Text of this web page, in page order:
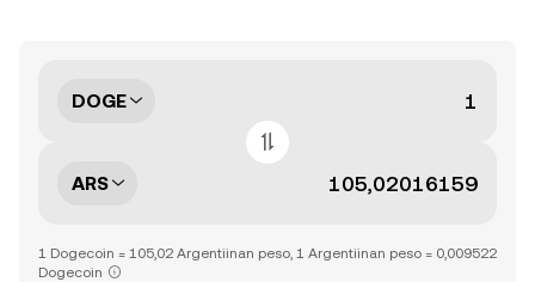
DOGE
ARS
1 Dogecoin = 105,02 Argentiinan peso, 1 Argentiinan peso = 0,009522
Dogecoin